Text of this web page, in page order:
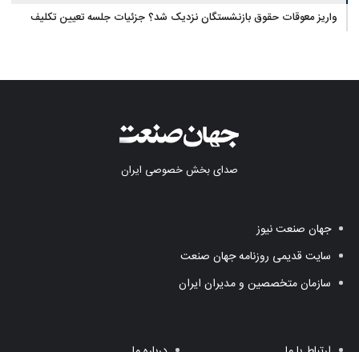
واریز معوقات حقوق بازنشستگان نزدیک شد؟ جزئیات جلسه تعیین تکلیف
صدای بخش خصوصی ایران
جهان صنعت نیوز
سایت قدیمی روزنامه جهان صنعت
سازمان متخصصین و مدیران ایران